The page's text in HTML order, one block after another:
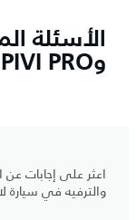
وPIVI PRO
اعثر على إجابات عن
والترفيه في سيارة